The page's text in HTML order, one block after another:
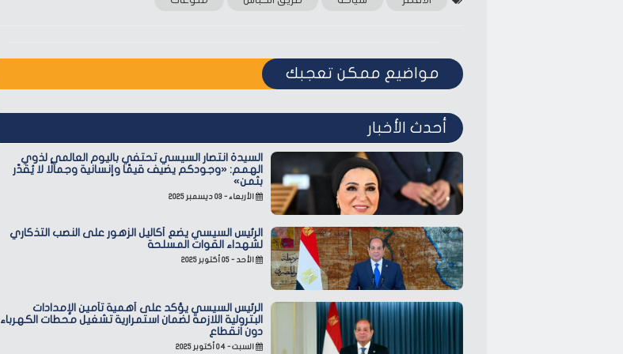
مواضيع ممكن تعجبك
أحدث الأخبار
السيدة انتصار السيسي تحتفي باليوم العالمي لذوي
الهمم: «وجودكم يضيف قيمًا وإنسانية وجمالًا لا يُقدّر
بثمن»
الأربعاء - ٠٣ ديسمبر ٢٠٢٥
الرئيس السيسي يضع أكاليل الزهور على النصب التذكاري
لشهداء القوات المسلحة
الأحد - ٠٥ أكتوبر ٢٠٢٥
الرئيس السيسي يؤكد على أهمية تأمين الإمدادات
البترولية اللازمة لضمان استمرارية تشغيل محطات الكهرباء
دون انقطاع
السبت - ٠٤ أكتوبر ٢٠٢٥